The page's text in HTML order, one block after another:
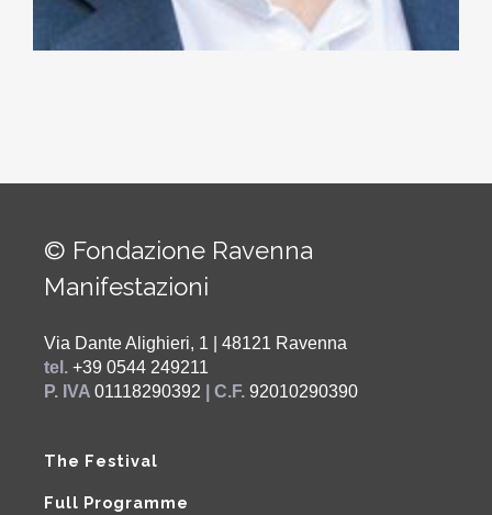
© Fondazione Ravenna
Manifestazioni
Via Dante Alighieri, 1 | 48121 Ravenna
tel. +39 0544 249211
P. IVA 01118290392 | C.F. 92010290390
The Festival
Full Programme